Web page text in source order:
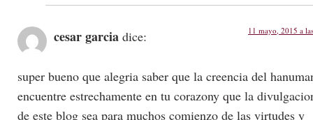
cesar garcia dice: 11 mayo, 2015 a
super bueno que alegria saber que la creencia del
encuentre estrechamente en tu corazony que la
de este blog sea para muchos comienzo de las virtudes y